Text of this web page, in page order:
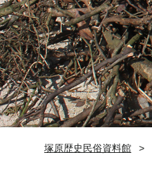
塚原歴史民俗資料館